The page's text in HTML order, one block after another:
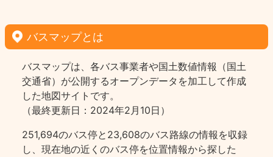
バスマップとは
バスマップは、各バス事業者や国土数値情報（国土
交通省）が公開するオープンデータを加工して作成
した地図サイトです。
（最終更新日：2024年2月10日）
251,694のバス停と23,608のバス路線の情報を収録
し、現在地の近くのバス停を位置情報から探した